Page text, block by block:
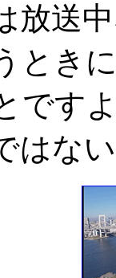
放送
とき
です
はな